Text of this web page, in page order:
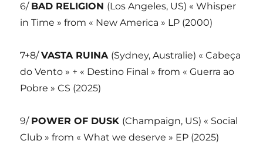
6/ BAD RELIGION (Los Angeles, US) « Whisper
in Time » from « New America » LP (2000)
7+8/VASTA RUINA (Sydney, Australie) « Cabeça
do Vento » + « Destino Final » from « Guerra ao
Pobre » CS (2025)
9/ POWER OF DUSK (Champaign, US) « Social
Club » from « What we deserve » EP (2025)